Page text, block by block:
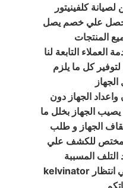
كلفينيتور
علي خصم يصل
التابعة لنا
لتوفير كل ما يلزم
الجهاز دون
الجهاز بخلل ما
الجهاز و طلب
للكشف علي
التلف المسببة
kelvinator رقم واحد في مصر نحن في انتظار